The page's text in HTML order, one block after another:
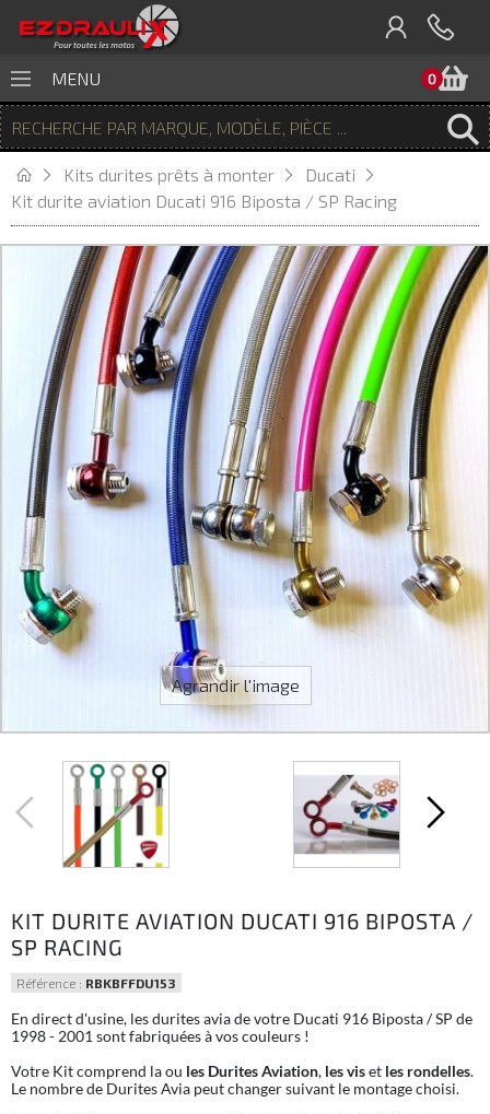
0
MENU
Kits durites prêts à monter
Ducati
Kit durite aviation Ducati 916 Biposta / SP Racing
Agrandir l'image
KIT DURITE AVIATION DUCATI 916 BIPOSTA /
SP RACING
Référence : RBKBFFDU153
En direct d'usine, les durites avia de votre Ducati 916 Biposta / SP de
1998 - 2001 sont fabriquées à vos couleurs !
Votre Kit comprend la ou les Durites Aviation, les viset les rondelles.
Le nombre de Durites Avia peut changer suivant le montage choisi.